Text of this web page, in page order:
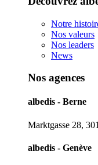
Notre
Nos valeurs
Nos leaders
News
Nos agences
albedis - Berne
Marktgasse 28,
albedis - Genève